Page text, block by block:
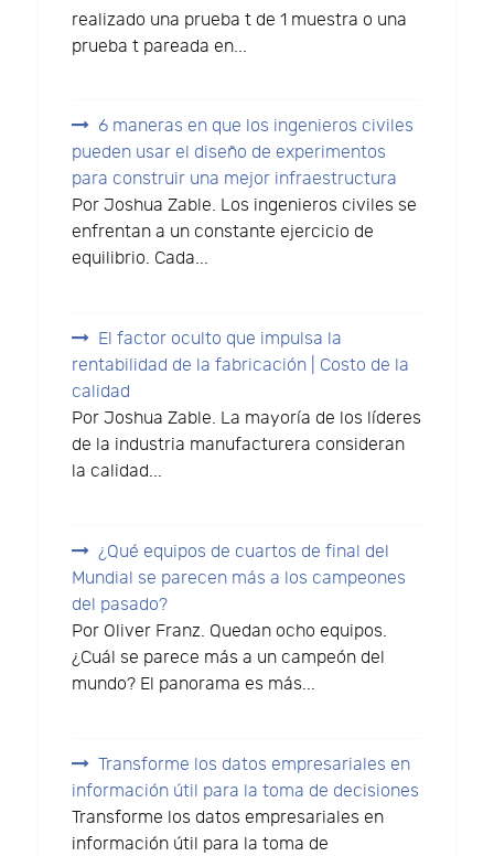
realizado una prueba t de 1 muestra o una
prueba t pareada en...
6 maneras en que los ingenieros civiles
pueden usar el diseño de experimentos
para construir una mejor infraestructura
Por Joshua Zable. Los ingenieros civiles se
enfrentan a un constante ejercicio de
equilibrio. Cada...
El factor oculto que impulsa la
rentabilidad de la fabricación | Costo de la
calidad
Por Joshua Zable. La mayoría de los líderes
de la industria manufacturera consideran
la calidad...
¿Qué equipos de cuartos de final del
Mundial se parecen más a los campeones
del pasado?
Por Oliver Franz. Quedan ocho equipos.
¿Cuál se parece más a un campeón del
mundo? El panorama es más...
Transforme los datos empresariales en
información útil para la toma de decisiones
Transforme los datos empresariales en
información útil para la toma de